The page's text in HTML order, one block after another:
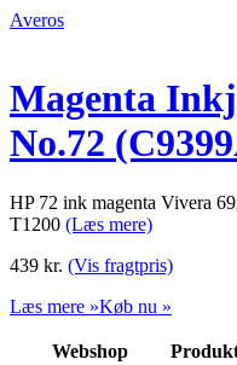
Averos
Magenta
No.72
HP 72 ink magenta Vivera
T1200 (Læs mere)
439 kr. (Vis fragtpris)
Læs mere »Køb nu »
Webshop